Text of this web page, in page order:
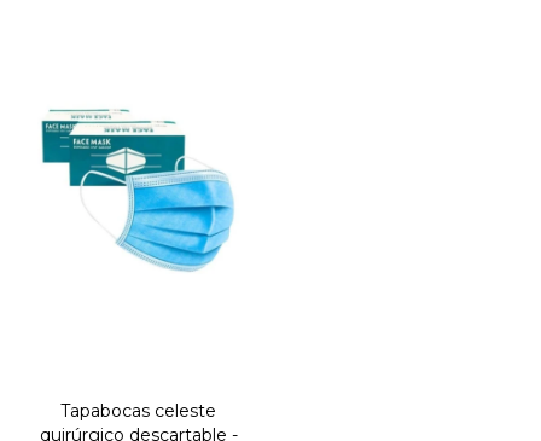
Tapabocas celeste
quirúrgico descartable -